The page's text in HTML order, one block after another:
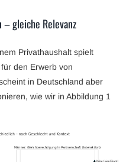
gleiche Relevanz
Privathaushalt spielt
den Erwerb von
in Deutschland aber
wie wir in Abbildung 1